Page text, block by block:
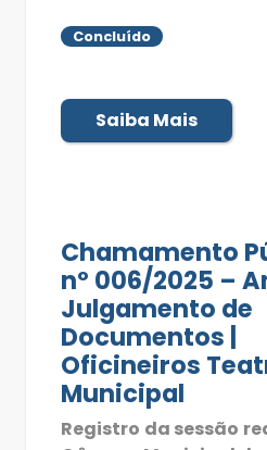
Concluído
Saiba Mais
Chamamento
nº 006/2025 –
Julgamento de
Documentos |
Oficineiros
Municipal
Registro da sessão